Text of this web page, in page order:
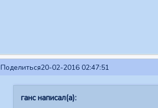
Поделиться20-02-2016 02:47:51
ганс написал(а):